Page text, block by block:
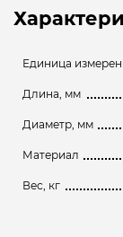
Единица
Длина, мм
Диаметр, мм
Материал
Вес, кг